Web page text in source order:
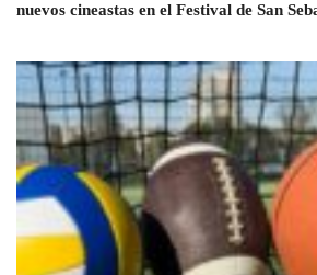
nuevos cineastas en el Festival de San